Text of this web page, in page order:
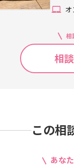
相
相
この相
あな